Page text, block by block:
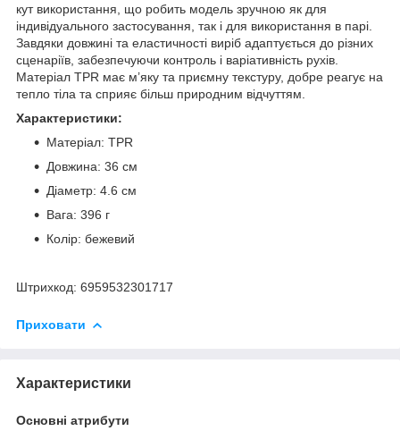
кут використання, що робить модель зручною як для
індивідуального застосування, так і для використання в парі.
Завдяки довжині та еластичності виріб адаптується до різних
сценаріїв, забезпечуючи контроль і варіативність рухів.
Матеріал TPR має м’яку та приємну текстуру, добре реагує на
тепло тіла та сприяє більш природним відчуттям.
Характеристики:
Матеріал: TPR
Довжина: 36 см
Діаметр: 4.6 см
Вага: 396 г
Колір: бежевий
Штрихкод: 6959532301717
Приховати
Характеристики
Основні атрибути